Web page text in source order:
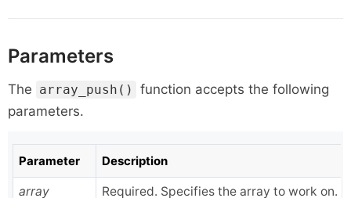
Parameters
The array_push()
function accepts the following
parameters.
Parameter Description
array
Required. Specifies the array to work on.